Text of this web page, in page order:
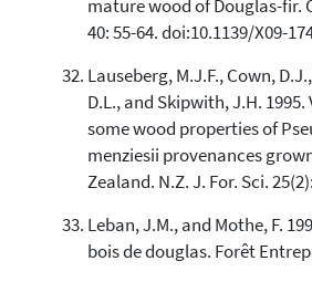
mature wood of Douglas-fir.
40: 55-64. doi:10.1139/X09-
Lauseberg, M.J.F., Cown,
D.L., and Skipwith, J.H.
some wood properties of
menziesii provenances
Zealand. N.Z. J. For. Sci.
Leban, J.M., and Mothe, F.
bois de douglas. Forêt